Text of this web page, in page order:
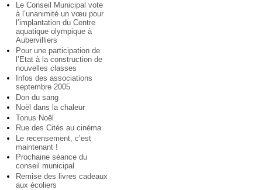
Le Conseil Municipal vote
à l’unanimité un vœu pour
l’implantation du Centre
aquatique olympique à
Aubervilliers
Pour une participation de
l’Etat à la construction de
nouvelles classes
Infos des associations
septembre 2005
Don du sang
Noël dans la chaleur
Tonus Noël
Rue des Cités au cinéma
Le recensement, c’est
maintenant !
Prochaine séance du
conseil municipal
Remise des livres cadeaux
aux écoliers